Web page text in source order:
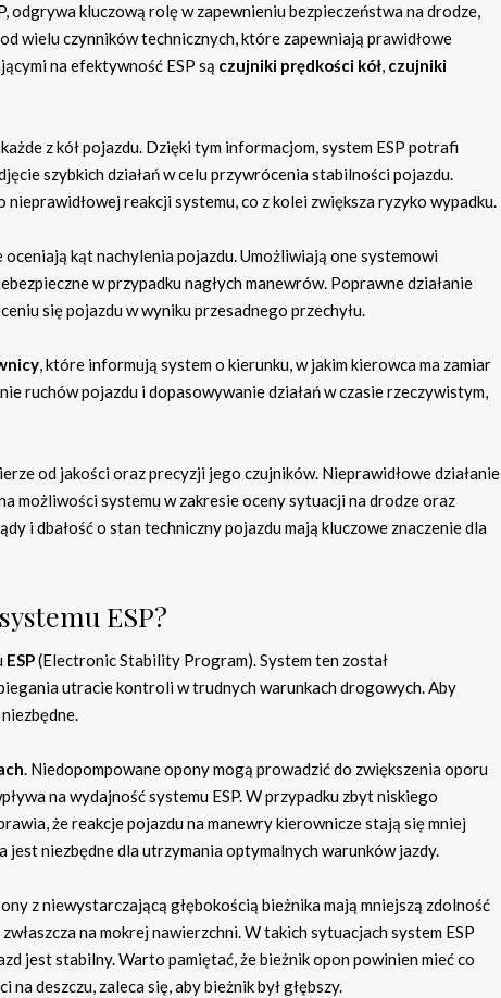
odgrywa kluczową rolę w zapewnieniu bezpieczeństwa na drodze,
wielu czynników technicznych, które zapewniają prawidłowe
na efektywność ESP są czujniki prędkości kół, czujniki
z kół pojazdu. Dzięki tym informacjom, system ESP potrafi
szybkich działań w celu przywrócenia stabilności pojazdu.
reakcji systemu, co z kolei zwiększa ryzyko wypadku.
oceniają kąt nachylenia pojazdu. Umożliwiają one systemowi
w przypadku nagłych manewrów. Poprawne działanie
się pojazdu w wyniku przesadnego przechyłu.
, które informują system o kierunku, w jakim kierowca ma zamiar
ruchów pojazdu i dopasowywanie działań w czasie rzeczywistym,
od jakości oraz precyzji jego czujników. Nieprawidłowe działanie
możliwości systemu w zakresie oceny sytuacji na drodze oraz
i dbałość o stan techniczny pojazdu mają kluczowe znaczenie dla
ESP?
ESP(Electronic Stability Program). System ten został
utracie kontroli w trudnych warunkach drogowych. Aby
. Niedopompowane opony mogą prowadzić do zwiększenia oporu
na wydajność systemu ESP. W przypadku zbyt niskiego
że reakcje pojazdu na manewry kierownicze stają się mniej
niezbędne dla utrzymania optymalnych warunków jazdy.
z niewystarczającą głębokością bieżnika mają mniejszą zdolność
na mokrej nawierzchni. W takich sytuacjach system ESP
jest stabilny. Warto pamiętać, że bieżnik opon powinien mieć co
deszczu, zaleca się, aby bieżnik był głębszy.